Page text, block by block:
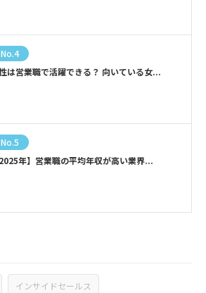
No.4
は営業職で活躍できる？ 向いている女...
No.5
2025年】営業職の平均年収が高い業界...
インサイドセールス